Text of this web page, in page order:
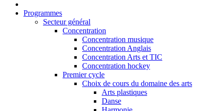
Programmes
Secteur général
Concentration
Concentration musique
Concentration Anglais
Concentration Arts et TIC
Concentration hockey
Premier cycle
Choix de cours du domaine des arts
Arts plastiques
Danse